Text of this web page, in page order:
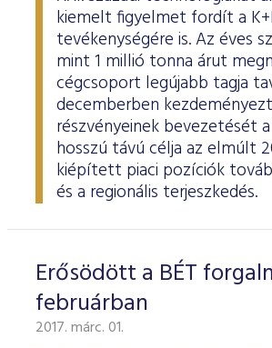
kiemelt figyelmet fordít a
tevékenységére is. Az éves
mint 1 millió tonna árut
cégcsoport legújabb tagja
decemberben
részvényeinek bevezetését
hosszú távú célja az elmúlt
kiépített piaci pozíciók
és a regionális terjeszkedés.
Erősödött a BÉT
februárban
2017. márc. 01.